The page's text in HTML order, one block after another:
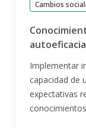
Cambios
autoeficacia
Implementar
capacidad de
expectativas